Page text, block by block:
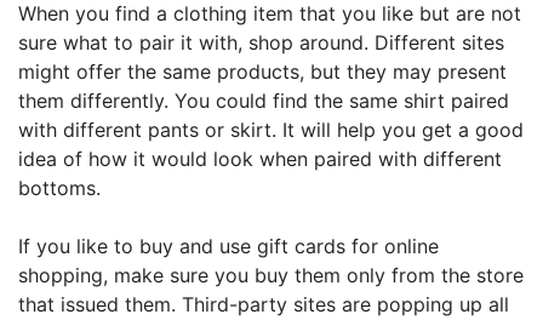
When you find a clothing item that you like but are not
sure what to pair it with, shop around. Different sites
might offer the same products, but they may present
them differently. You could find the same shirt paired
with different pants or skirt. It will help you get a good
idea of how it would look when paired with different
bottoms.
If you like to buy and use gift cards for online
shopping, make sure you buy them only from the store
that issued them. Third-party sites are popping up all